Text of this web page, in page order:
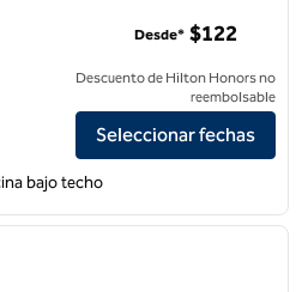
Suites by Hilton Belmont
Desde* $122
Descuento de Hilton Honors no
reembolsable
Seleccionar fechas
bajo techo